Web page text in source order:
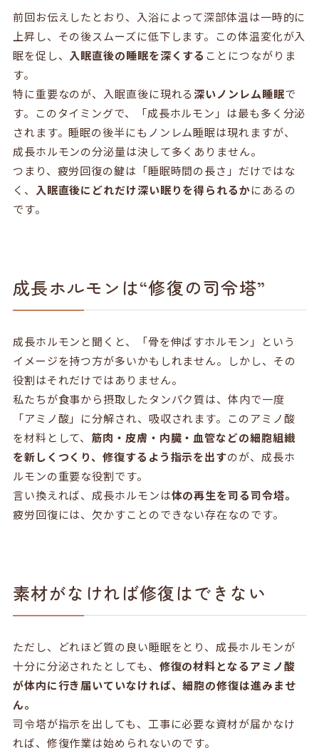
前回お伝えしたとおり、入浴によって深部体温は一時的に
上昇し、その後スムーズに低下します。この体温変化が入
眠を促し、 入眠直後の睡眠を深くする ことにつながりま
す。
特に重要なのが、入眠直後に現れる深いノンレム睡眠で
す。このタイミングで、「成長ホルモン」は最も多く分泌
されます。睡眠の後半にもノンレム睡眠は現れますが、
成長ホルモンの分泌量は決して多くありません。
つまり、疲労回復の鍵は「睡眠時間の長さ」だけではな
く、 入眠直後にどれだけ深い眠りを得られるかにあるの
です。
成長ホルモンは“修復の司令塔”
成長ホルモンと聞くと、「骨を伸ばすホルモン」という
イメージを持つ方が多いかもしれません。しかし、その
役割はそれだけではありません。
私たちが食事から摂取したタンパク質は、体内で一度
「アミノ酸」に分解され、吸収されます。このアミノ酸
を材料として、 筋肉・皮膚・内臓・血管などの細胞組織
を新しくつくり、修復するよう指示を出すのが、成長ホ
ルモンの重要な役割です。
言い換えれば、成長ホルモンは体の再生を司る司令塔。
疲労回復には、欠かすことのできない存在なのです。
素材がなければ修復はできない
ただし、どれほど質の良い睡眠をとり、成長ホルモンが
十分に分泌されたとしても、 修復の材料となるアミノ酸
が体内に行き届いていなければ、細胞の修復は進みませ
ん。
司令塔が指示を出しても、工事に必要な資材が届かなけ
れば、修復作業は始められないのです。